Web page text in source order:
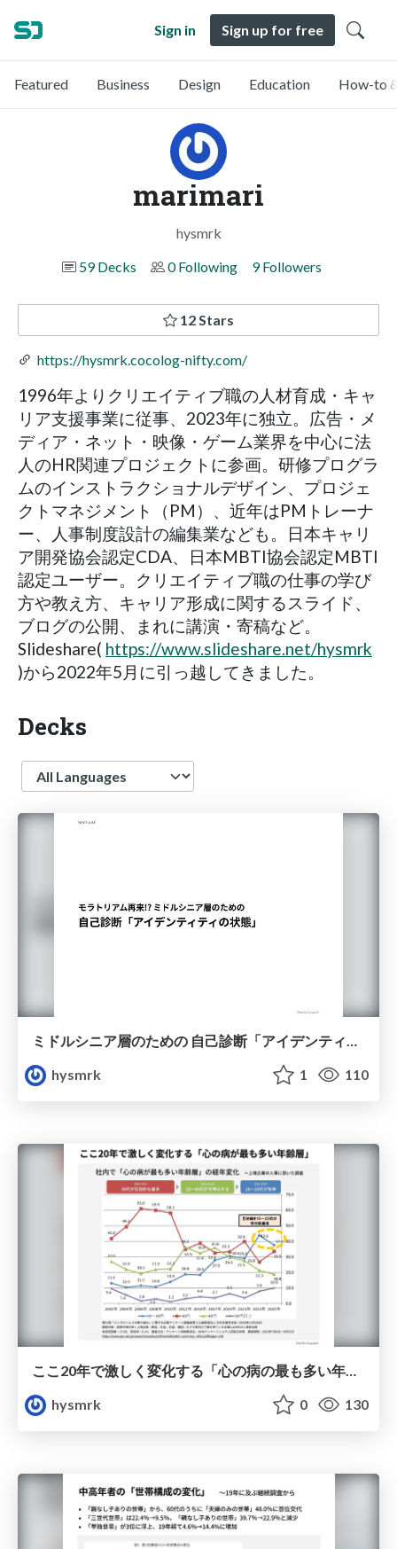
Sign in Sign up for free
Featured Business Design Education How-to
marimari
hysmrk
59 Decks
0 Following 9 Followers
12 Stars
https://hysmrk.cocolog-nifty.com/
1996年よりクリエイティブ職の人材育成・キャ
リア支援事業に従事、2023年に独立。広告・メ
ディア・ネット・映像・ゲーム業界を中心に法
人のHR関連プロジェクトに参画。研修プログラ
ムのインストラクショナルデザイン、プロジェ
クトマネジメント（PM）、近年はPMトレーナ
ー、人事制度設計の編集業なども。日本キャリ
ア開発協会認定CDA、日本MBTI協会認定MBTI
認定ユーザー。クリエイティブ職の仕事の学び
方や教え方、キャリア形成に関するスライド、
ブログの公開、まれに講演・寄稿など。
Slideshare( https://www.slideshare.net/hysmrk
)から2022年5月に引っ越してきました。
Decks
Language
ミドルシニア層のための 自己診断「アイデンティティの状態」
hysmrk
1 110
ここ20年で激しく変化する「心の病の最も多い年齢層」
hysmrk
0 130